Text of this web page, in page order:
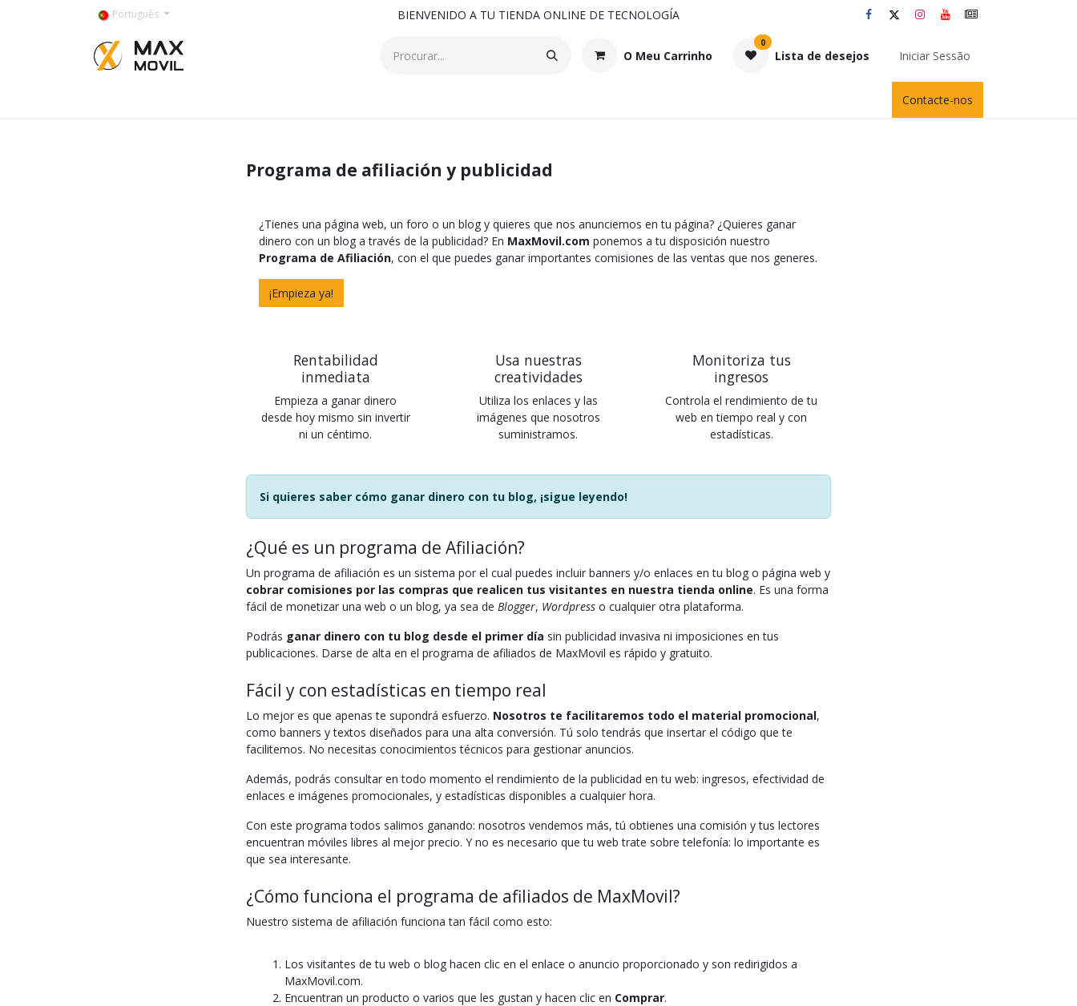
Pular para o conteúdoPortuguês BIENVENIDO A TU TIENDA ONLINE DE TECNOLOGÍA
O Meu Carrinho
0
Lista de desejos Iniciar Sessão
Contacte-nos
Programa de afiliación y publicidad
¿Tienes una página web, un foro o un blog y quieres que nos anunciemos en tu página? ¿Quieres ganar
dinero con un blog a través de la publicidad? En MaxMovil.com ponemos a tu disposición nuestro
Programa de Afiliación, con el que puedes ganar importantes comisiones de las ventas que nos generes.
¡Empieza ya!
Rentabilidad
inmediata
Empieza a ganar dinero
desde hoy mismo sin invertir
ni un céntimo.
Usa nuestras
creatividades
Utiliza los enlaces y las
imágenes que nosotros
suministramos.
Monitoriza tus
ingresos
Controla el rendimiento de tu
web en tiempo real y con
estadísticas.
Si quieres saber cómo ganar dinero con tu blog, ¡sigue leyendo!
¿Qué es un programa de Afiliación?
Un programa de afiliación es un sistema por el cual puedes incluir banners y/o enlaces en tu blog o página web y
cobrar comisiones por las compras que realicen tus visitantes en nuestra tienda online. Es una forma
fácil de monetizar una web o un blog, ya sea de Blogger, Wordpress o cualquier otra plataforma.
Podrás ganar dinero con tu blog desde el primer día sin publicidad invasiva ni imposiciones en tus
publicaciones. Darse de alta en el programa de afiliados de MaxMovil es rápido y gratuito.
Fácil y con estadísticas en tiempo real
Lo mejor es que apenas te supondrá esfuerzo. Nosotros te facilitaremos todo el material promocional,
como banners y textos diseñados para una alta conversión. Tú solo tendrás que insertar el código que te
facilitemos. No necesitas conocimientos técnicos para gestionar anuncios.
Además, podrás consultar en todo momento el rendimiento de la publicidad en tu web: ingresos, efectividad de
enlaces e imágenes promocionales, y estadísticas disponibles a cualquier hora.
Con este programa todos salimos ganando: nosotros vendemos más, tú obtienes una comisión y tus lectores
encuentran móviles libres al mejor precio. Y no es necesario que tu web trate sobre telefonía: lo importante es
que sea interesante.
¿Cómo funciona el programa de afiliados de MaxMovil?
Nuestro sistema de afiliación funciona tan fácil como esto:
Los visitantes de tu web o blog hacen clic en el enlace o anuncio proporcionado y son redirigidos a
MaxMovil.com.
Encuentran un producto o varios que les gustan y hacen clic en Comprar.